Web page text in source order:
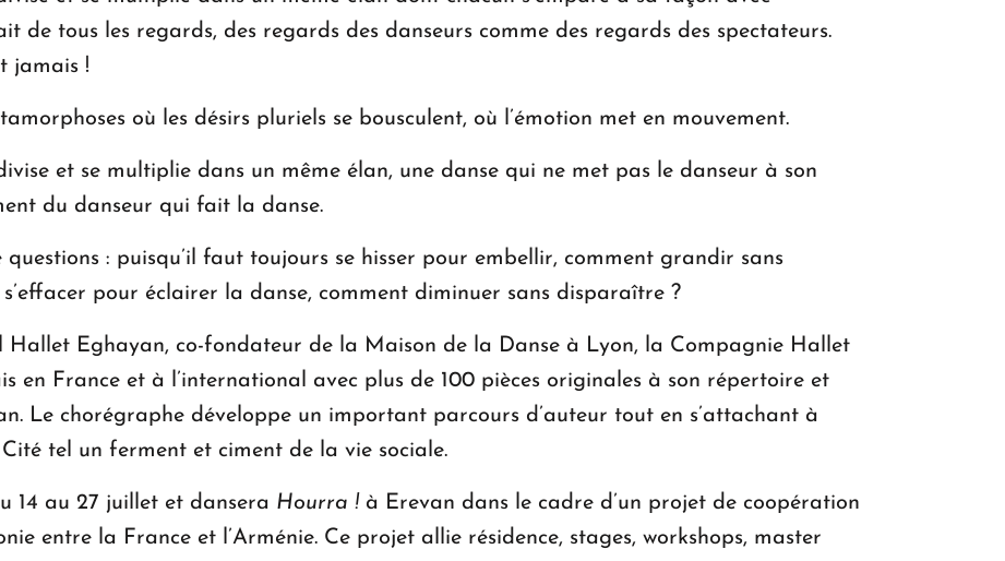
Le premier hôtel Hyatt Regency
de tous les regards, des regards des danseurs comme des regards des spectateurs.
jamais !
où les désirs pluriels se bousculent, où l’émotion met en mouvement.
et se multiplie dans un même élan, une danse qui ne met pas le danseur à son
du danseur qui fait la danse.
: puisqu’il faut toujours se hisser pour embellir, comment grandir sans
pour éclairer la danse, comment diminuer sans disparaître ?
Hallet Eghayan, co-fondateur de la Maison de la Danse à Lyon, la Compagnie Hallet
en France et à l’international avec plus de 100 pièces originales à son répertoire et
Le chorégraphe développe un important parcours d’auteur tout en s’attachant à
tel un ferment et ciment de la vie sociale.
14 au 27 juillet et dansera Hourra ! à Erevan dans le cadre d’un projet de coopération
entre la France et l’Arménie. Ce projet allie résidence, stages, workshops, master